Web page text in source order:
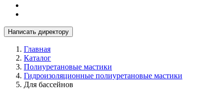
Написать директору
Главная
Каталог
Полиуретановые мастики
Гидроизоляционные полиуретановые мастики
Для бассейнов